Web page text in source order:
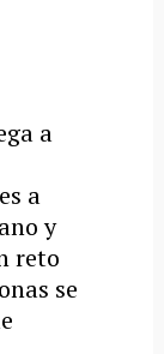
a
a
y
reto
se